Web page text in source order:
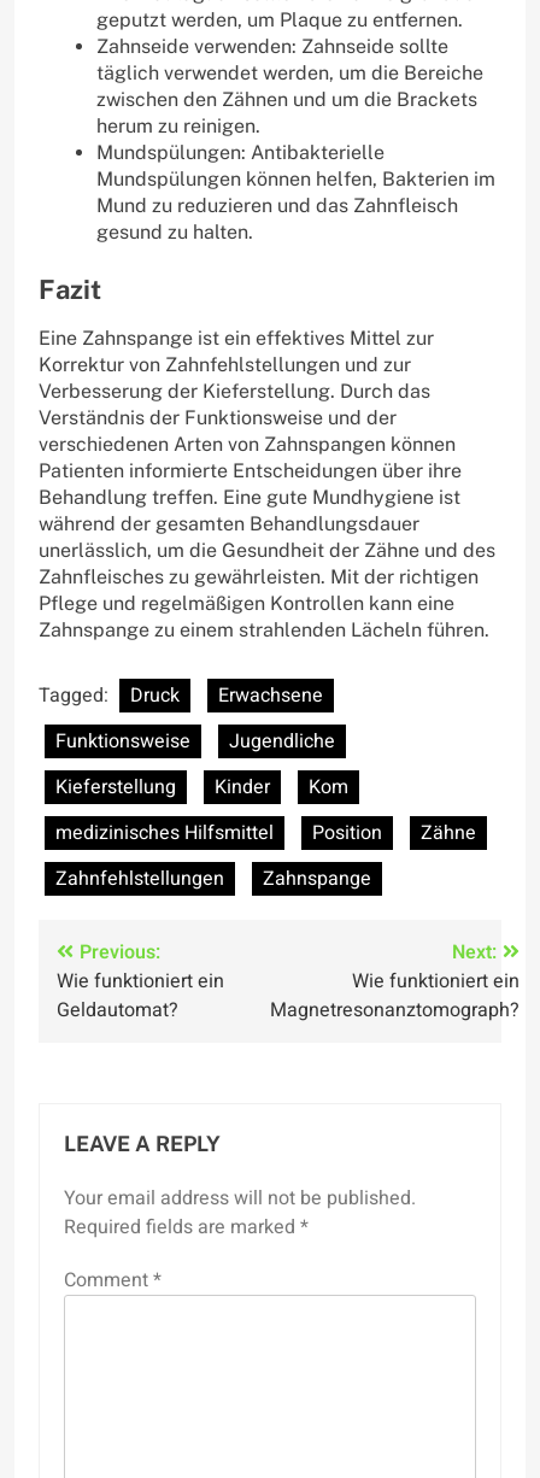
geputzt werden, um Plaque zu entfernen.
Zahnseide verwenden: Zahnseide sollte
täglich verwendet werden, um die Bereiche
zwischen den Zähnen und um die Brackets
herum zu reinigen.
Mundspülungen: Antibakterielle
Mundspülungen können helfen, Bakterien im
Mund zu reduzieren und das Zahnfleisch
gesund zu halten.
Fazit
Eine Zahnspange ist ein effektives Mittel zur
Korrektur von Zahnfehlstellungen und zur
Verbesserung der Kieferstellung. Durch das
Verständnis der Funktionsweise und der
verschiedenen Arten von Zahnspangen können
Patienten informierte Entscheidungen über ihre
Behandlung treffen. Eine gute Mundhygiene ist
während der gesamten Behandlungsdauer
unerlässlich, um die Gesundheit der Zähne und des
Zahnfleisches zu gewährleisten. Mit der richtigen
Pflege und regelmäßigen Kontrollen kann eine
Zahnspange zu einem strahlenden Lächeln führen.
Tagged: Druck
Erwachsene
Funktionsweise
Jugendliche
Kieferstellung
Kinder
Kom
medizinisches Hilfsmittel
Position
Zähne
Zahnfehlstellungen
Zahnspange
Post
navigation
Previous:
Wie funktioniert ein
Geldautomat?
Next:
Wie funktioniert ein
Magnetresonanztomograph?
LEAVE A REPLY
Your email address will not be published.
Required fields are marked *
Comment*